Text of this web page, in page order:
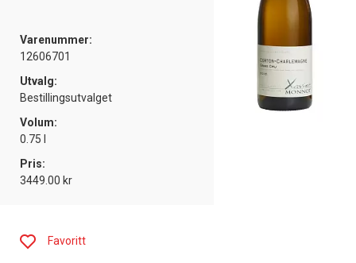
Varenummer:
12606701
Utvalg:
Bestillingsutvalget
Volum:
0.75 l
Pris:
3449.00 kr
Favoritt